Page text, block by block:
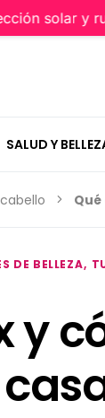
solar y
SALUD Y
DE BELLEZA
y